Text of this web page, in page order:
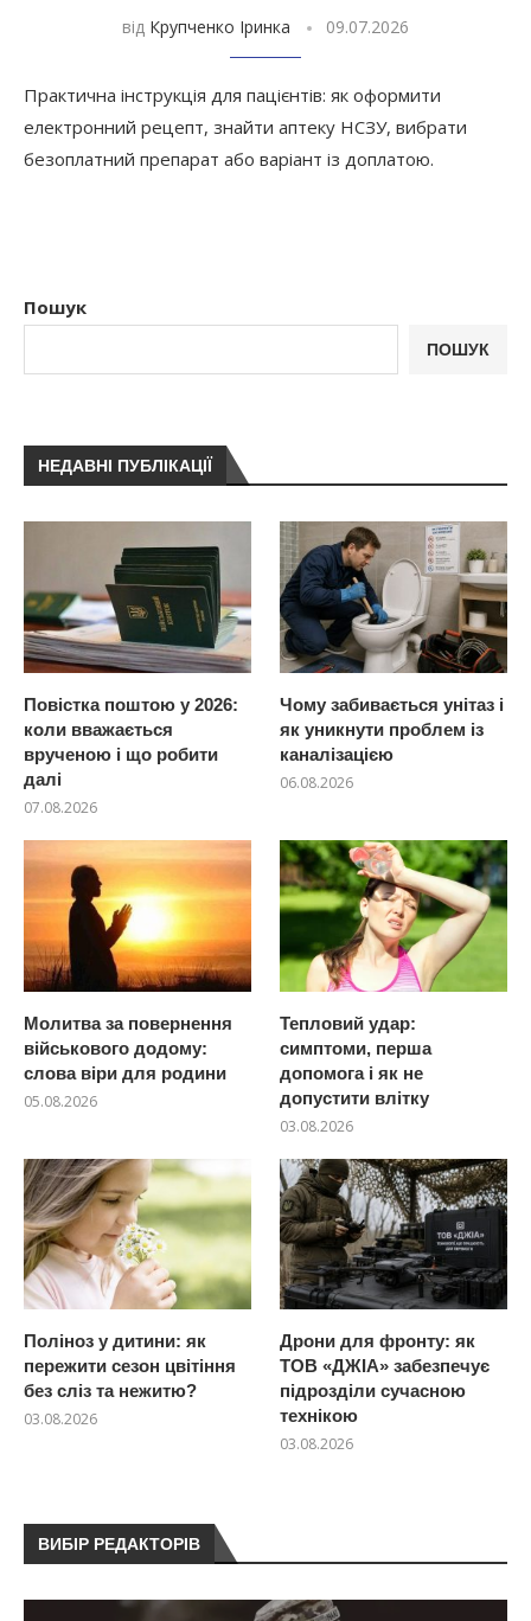
від Крупченко Іринка 09.07.2026
Практична інструкція для пацієнтів: як оформити
електронний рецепт, знайти аптеку НСЗУ, вибрати
безоплатний препарат або варіант із доплатою.
Пошук
ПОШУК
НЕДАВНІ ПУБЛІКАЦІЇ
Повістка поштою у 2026:
коли вважається
врученою і що робити
далі
07.08.2026
Чому забивається унітаз і
як уникнути проблем із
каналізацією
06.08.2026
Молитва за повернення
військового додому:
слова віри для родини
05.08.2026
Тепловий удар:
симптоми, перша
допомога і як не
допустити влітку
03.08.2026
Поліноз у дитини: як
пережити сезон цвітіння
без сліз та нежитю?
03.08.2026
Дрони для фронту: як
ТОВ «ДЖІА» забезпечує
підрозділи сучасною
технікою
03.08.2026
ВИБІР РЕДАКТОРІВ